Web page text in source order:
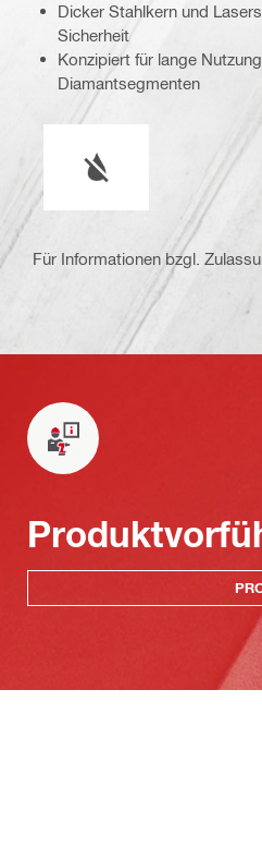
Dicker Stahlkern und
Sicherheit
Konzipiert für lange
Diamantsegmenten
Für Informationen bzgl.